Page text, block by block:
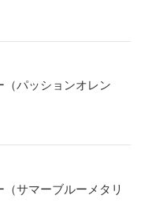
パッションオレン
サマーブルーメタリ